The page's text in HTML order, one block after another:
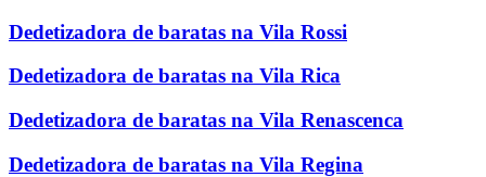
Dedetizadora de baratas na Vila Rossi
Dedetizadora de baratas na Vila Rica
Dedetizadora de baratas na Vila Renascenca
Dedetizadora de baratas na Vila Regina